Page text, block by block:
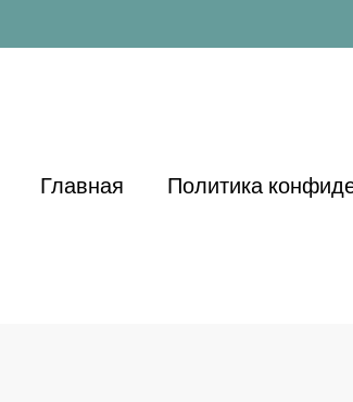
Главная Политика